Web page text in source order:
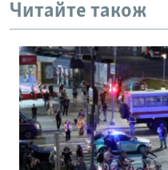
Читайте також